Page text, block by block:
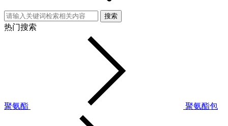
搜索
热门搜索
聚氨酯 聚氨酯包